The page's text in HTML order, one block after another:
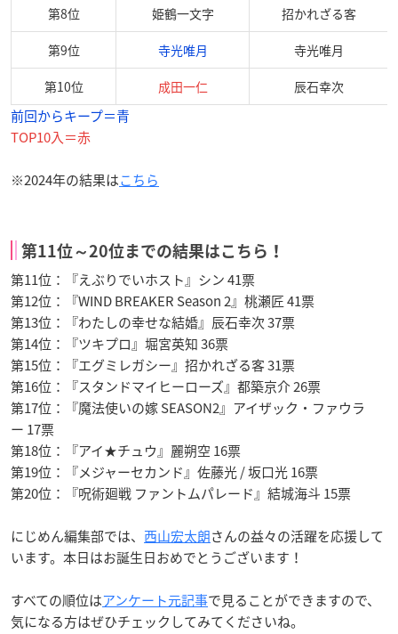
第8位 姫鶴一文字 招かれざる客
第9位 寺光唯月 寺光唯月
第10位 成田一仁 辰石幸次
前回からキープ＝青
TOP10入＝赤
※2024年の結果はこちら
第11位～20位までの結果はこちら！
第11位：『えぶりでいホスト』シン 41票
第12位：『WIND BREAKER Season 2』桃瀬匠 41票
第13位：『わたしの幸せな結婚』辰石幸次 37票
第14位：『ツキプロ』堀宮英知 36票
第15位：『エグミレガシー』招かれざる客 31票
第16位：『スタンドマイヒーローズ』都築京介 26票
第17位：『魔法使いの嫁 SEASON2』アイザック・ファウラ
ー 17票
第18位：『アイ★チュウ』麗朔空 16票
第19位：『メジャーセカンド』佐藤光 / 坂口光 16票
第20位：『呪術廻戦 ファントムパレード』結城海斗 15票
にじめん編集部では、 西山宏太朗さんの益々の活躍を応援して
います。本日はお誕生日おめでとうございます！
すべての順位はアンケート元記事で見ることができますので、
気になる方はぜひチェックしてみてくださいね。